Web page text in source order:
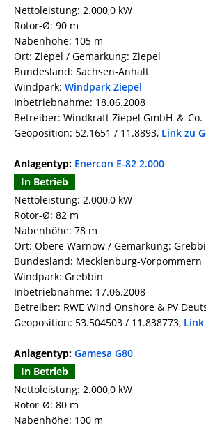
Nettoleistung: 2.000,0 kW
Rotor-Ø: 90 m
Nabenhöhe: 105 m
Ort: Ziepel / Gemarkung: Ziepel
Bundesland: Sachsen-Anhalt
Windpark: Windpark Ziepel
Inbetriebnahme: 18.06.2008
Betreiber: Windkraft Ziepel GmbH ＆ Co.
Geoposition: 52.1651 / 11.8893, Link zu
Anlagentyp: Enercon E-82 2.000
In Betrieb
Nettoleistung: 2.000,0 kW
Rotor-Ø: 82 m
Nabenhöhe: 78 m
Ort: Obere Warnow / Gemarkung:
Bundesland: Mecklenburg-Vorpommern
Windpark: Grebbin
Inbetriebnahme: 17.06.2008
Betreiber: RWE Wind Onshore & PV
Geoposition: 53.504503 / 11.838773,
Anlagentyp: Gamesa G80
In Betrieb
Nettoleistung: 2.000,0 kW
Rotor-Ø: 80 m
Nabenhöhe: 100 m